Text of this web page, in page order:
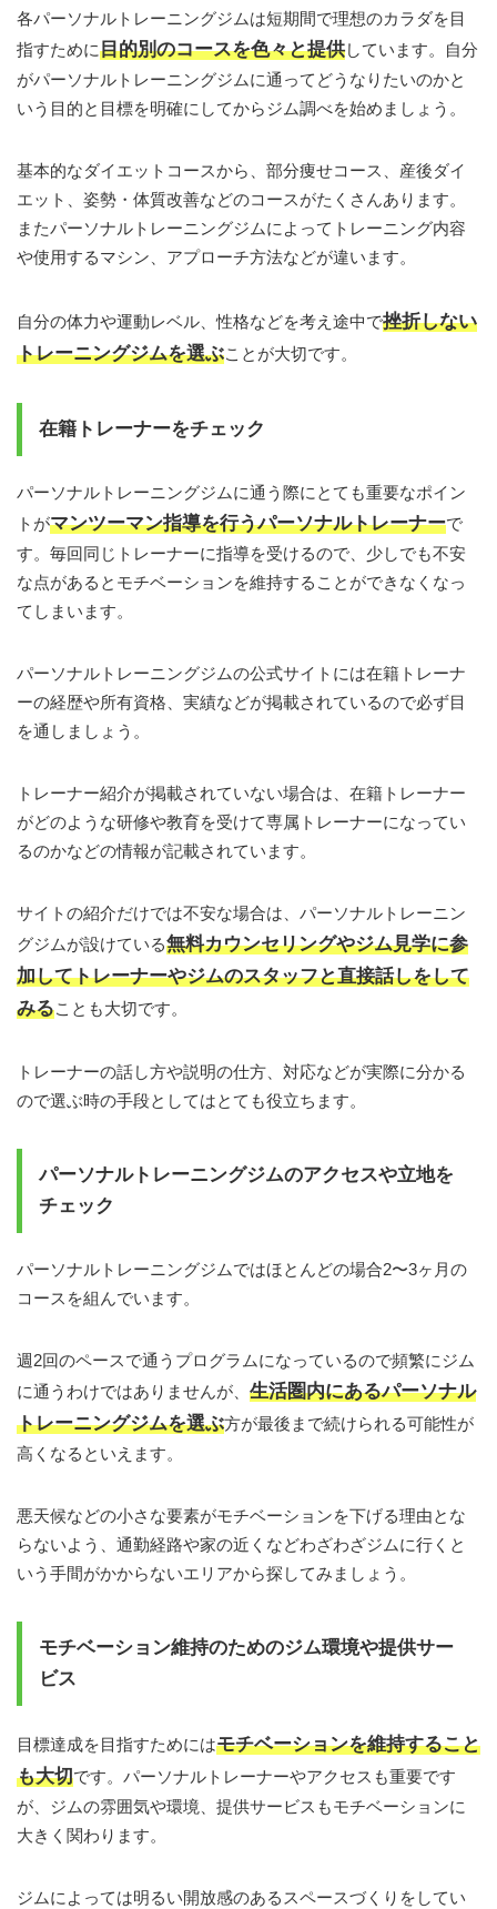
各パーソナルトレーニングジムは短期間で理想のカラダを目
指すために目的別のコースを色々と提供しています。自分
がパーソナルトレーニングジムに通ってどうなりたいのかと
いう目的と目標を明確にしてからジム調べを始めましょう。
基本的なダイエットコースから、部分痩せコース、産後ダイ
エット、姿勢・体質改善などのコースがたくさんあります。
またパーソナルトレーニングジムによってトレーニング内容
や使用するマシン、アプローチ方法などが違います。
自分の体力や運動レベル、性格などを考え途中で挫折しない
トレーニングジムを選ぶことが大切です。
在籍トレーナーをチェック
パーソナルトレーニングジムに通う際にとても重要なポイン
トがマンツーマン指導を行うパーソナルトレーナーで
す。毎回同じトレーナーに指導を受けるので、少しでも不安
な点があるとモチベーションを維持することができなくなっ
てしまいます。
パーソナルトレーニングジムの公式サイトには在籍トレーナ
ーの経歴や所有資格、実績などが掲載されているので必ず目
を通しましょう。
トレーナー紹介が掲載されていない場合は、在籍トレーナー
がどのような研修や教育を受けて専属トレーナーになってい
るのかなどの情報が記載されています。
サイトの紹介だけでは不安な場合は、パーソナルトレーニン
グジムが設けている無料カウンセリングやジム見学に参
加してトレーナーやジムのスタッフと直接話しをして
みることも大切です。
トレーナーの話し方や説明の仕方、対応などが実際に分かる
ので選ぶ時の手段としてはとても役立ちます。
パーソナルトレーニングジムのアクセスや立地を
チェック
パーソナルトレーニングジムではほとんどの場合2〜3ヶ月の
コースを組んでいます。
週2回のペースで通うプログラムになっているので頻繁にジム
に通うわけではありませんが、 生活圏内にあるパーソナル
トレーニングジムを選ぶ方が最後まで続けられる可能性が
高くなるといえます。
悪天候などの小さな要素がモチベーションを下げる理由とな
らないよう、通勤経路や家の近くなどわざわざジムに行くと
いう手間がかからないエリアから探してみましょう。
モチベーション維持のためのジム環境や提供サー
ビス
目標達成を目指すためにはモチベーションを維持すること
も大切です。パーソナルトレーナーやアクセスも重要です
が、ジムの雰囲気や環境、提供サービスもモチベーションに
大きく関わります。
ジムによっては明るい開放感のあるスペースづくりをしてい